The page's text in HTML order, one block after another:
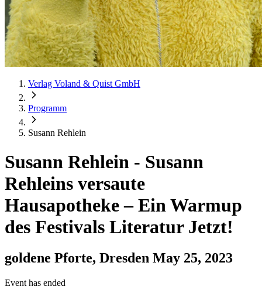
Verlag Voland & Quist GmbH
Programm
Susann Rehlein
Susann Rehlein - Susann
Rehleins versaute
Hausapotheke – Ein Warmup
des Festivals Literatur Jetzt!
goldene Pforte, Dresden May 25, 2023
Event has ended